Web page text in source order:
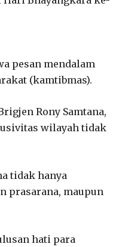
pesan mendalam
(kamtibmas).
Rony Samtana,
wilayah tidak
tidak hanya
prasarana, maupun
hati para